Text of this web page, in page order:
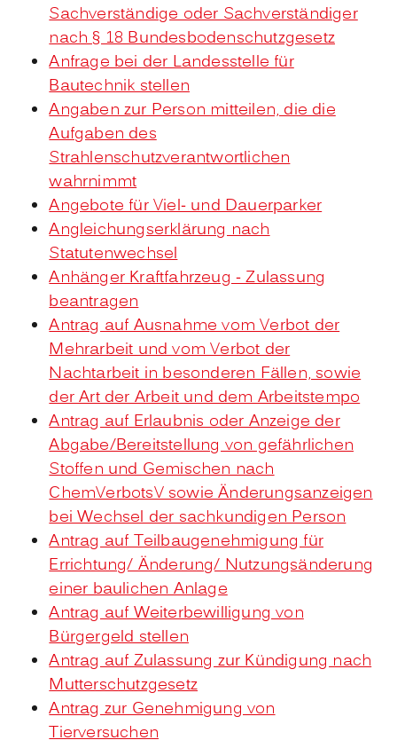
Sachverständige oder Sachverständiger
nach § 18 Bundesbodenschutzgesetz
Anfrage bei der Landesstelle für
Bautechnik stellen
Angaben zur Person mitteilen, die die
Aufgaben des
Strahlenschutzverantwortlichen
wahrnimmt
Angebote für Viel- und Dauerparker
Angleichungserklärung nach
Statutenwechsel
Anhänger Kraftfahrzeug - Zulassung
beantragen
Antrag auf Ausnahme vom Verbot der
Mehrarbeit und vom Verbot der
Nachtarbeit in besonderen Fällen, sowie
der Art der Arbeit und dem Arbeitstempo
Antrag auf Erlaubnis oder Anzeige der
Abgabe/Bereitstellung von gefährlichen
Stoffen und Gemischen nach
ChemVerbotsV sowie Änderungsanzeigen
bei Wechsel der sachkundigen Person
Antrag auf Teilbaugenehmigung für
Errichtung/ Änderung/ Nutzungsänderung
einer baulichen Anlage
Antrag auf Weiterbewilligung von
Bürgergeld stellen
Antrag auf Zulassung zur Kündigung nach
Mutterschutzgesetz
Antrag zur Genehmigung von
Tierversuchen